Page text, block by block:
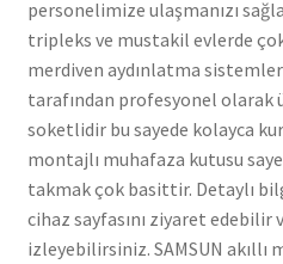
personelimize ulaşmanızı
tripleks ve mustakil evlerde
merdiven aydınlatma
tarafından profesyonel
soketlidir bu sayede kolayca
montajlı muhafaza kutusu
takmak çok basittir. Detaylı
cihaz sayfasını ziyaret edebilir
izleyebilirsiniz. SAMSUN akıllı